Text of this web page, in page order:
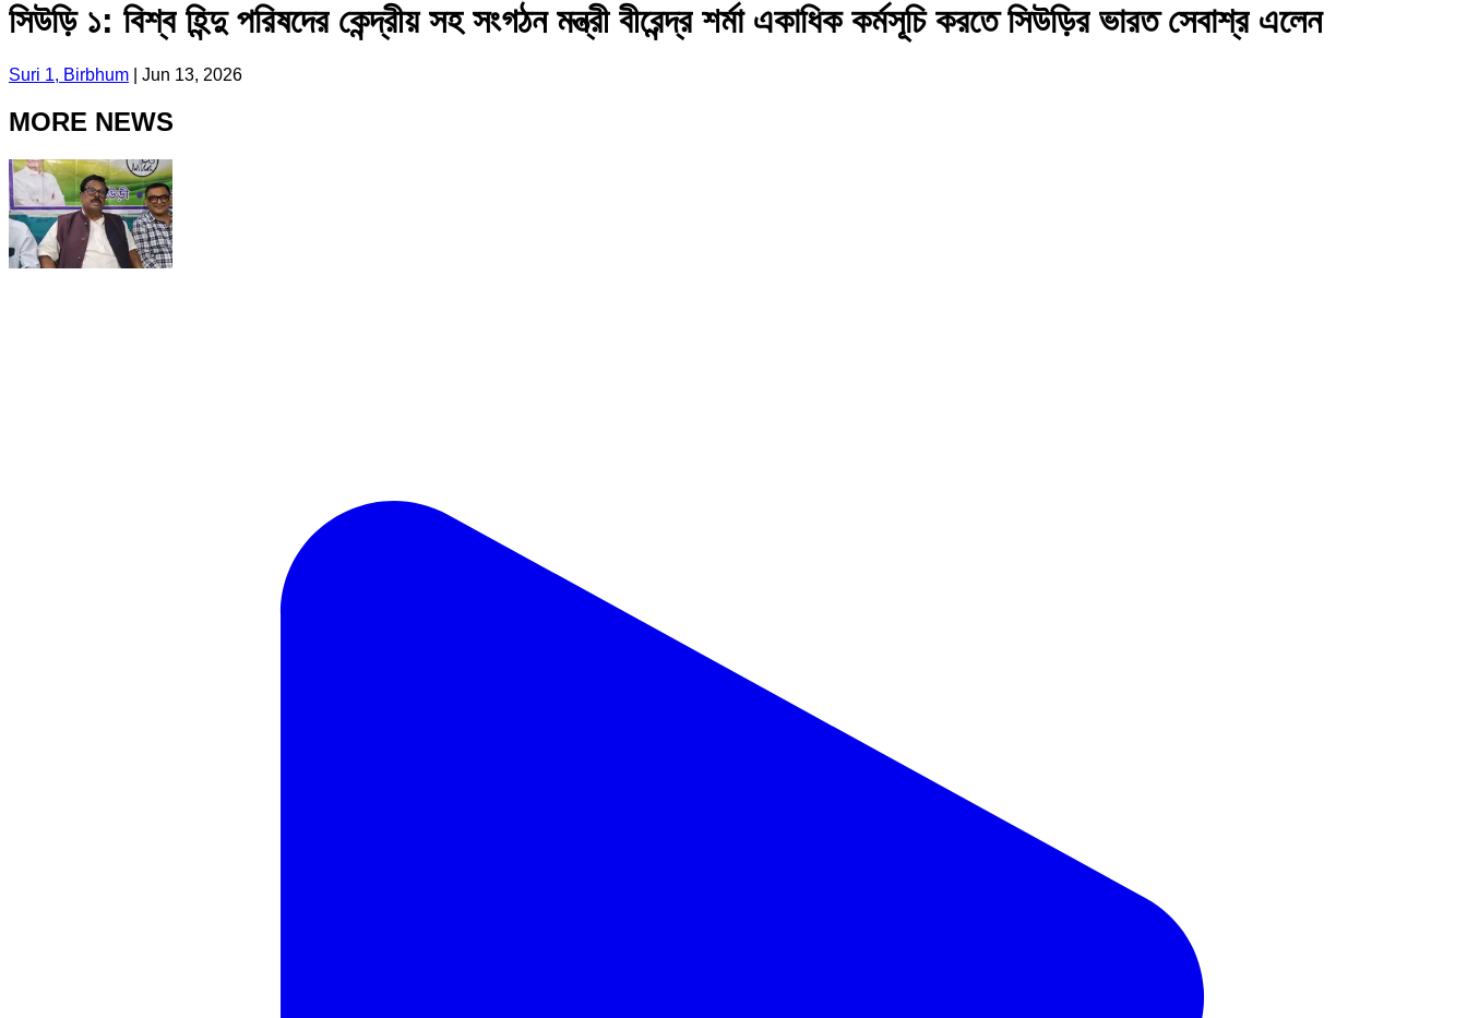
সিউড়ি ১: বিশ্ব হিন্দু পরিষদের কেন্দ্রীয় সহ সংগঠন মন্ত্রী বীরেন্দ্র শর্মা একাধিক কর্মসূচি করতে সিউড়ির ভারত সেবাশ্র এলেন
Suri 1, Birbhum Jun 13, 2026
MORE NEWS